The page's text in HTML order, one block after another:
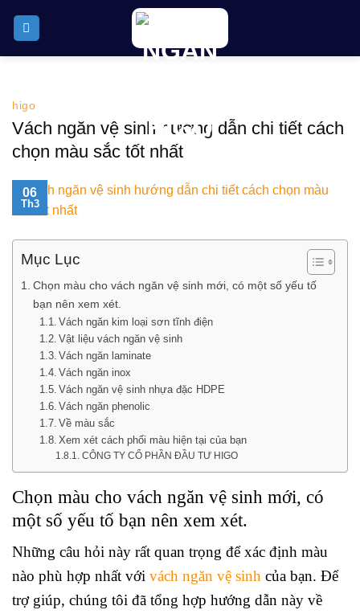
higo
Vách ngăn vệ sinh hướng dẫn chi tiết cách
chọn màu sắc tốt nhất
06
Th3
Mục Lục
Chọn màu cho vách ngăn vệ sinh mới, có một số yếu tố
bạn nên xem xét.
Vách ngăn kim loại sơn tĩnh điện
Vật liệu vách ngăn vệ sinh
Vách ngăn laminate
Vách ngăn inox
Vách ngăn vệ sinh nhựa đặc HDPE
Vách ngăn phenolic
Về màu sắc
Xem xét cách phối màu hiện tại của bạn
CÔNG TY CỔ PHẦN ĐẦU TƯ HIGO
Chọn màu cho vách ngăn vệ sinh mới, có
một số yếu tố bạn nên xem xét.
Những câu hỏi này rất quan trọng để xác định màu
nào phù hợp nhất với vách ngăn vệ sinh của bạn. Để
trợ giúp, chúng tôi đã tổng hợp hướng dẫn này về